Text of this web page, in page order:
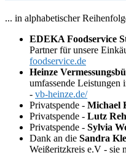
... in alphabetischer
EDEKA Foodservice
Partner für unsere
foodservice.de
Heinze
umfassende Leistungen
- vb-heinze.de/
Privatspende - Michael
Privatspende - Lutz
Privatspende - Sylvia
Dank an die Sandra
Weißeritzkreis e.V - sie